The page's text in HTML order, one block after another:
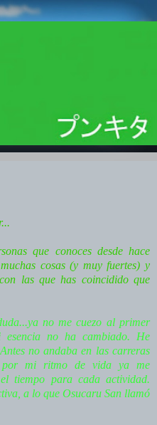
que conoces desde hace
cosas (y muy fuertes) y
las que has coincidido que
no me cuezo al primer
no ha cambiado. He
no andaba en las carreras
mi ritmo de vida ya me
tiempo para cada actividad.
a lo que Osucaru San llamó